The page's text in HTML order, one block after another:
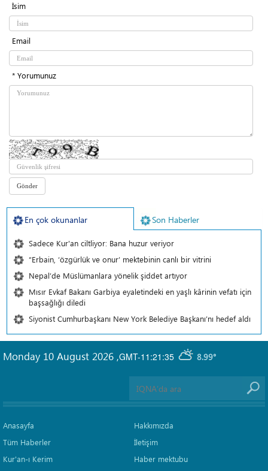
İsim
Email
* Yorumunuz
En çok okunanlar Son Haberler
Sadece Kur'an ciltliyor: Bana huzur veriyor
“Erbain, ‘özgürlük ve onur’ mektebinin canlı bir vitrini
Nepal’de Müslümanlara yönelik şiddet artıyor
Mısır Evkaf Bakanı Garbiya eyaletindeki en yaşlı kârinin vefatı için
başsağlığı diledi
Siyonist Cumhurbaşkanı New York Belediye Başkanı’nı hedef aldı
GMT-11:21:35 8.99°
Monday 10 August 2026 ,
Anasayfa
Tüm Haberler
Kur'an-ı Kerim
Hakkımızda
İletişim
Haber mektubu